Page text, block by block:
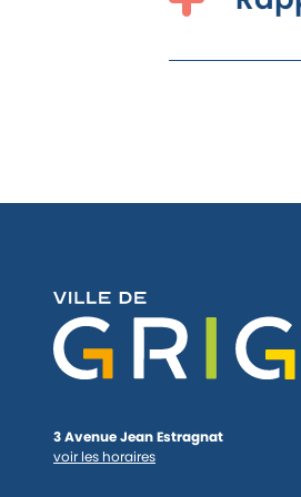
payants*. Le
Encombrants :
On a tous un
trottoirs… Plus
année sur le
3 Avenue Jean Estragnat
voir les horaires